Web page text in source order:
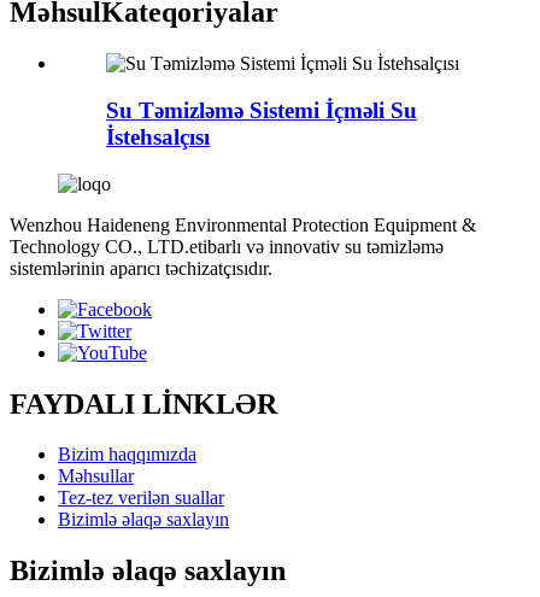
MəhsulKateqoriyalar
Su Təmizləmə Sistemi İçməli Su
İstehsalçısı
Wenzhou Haideneng Environmental Protection Equipment &
Technology CO., LTD.etibarlı və innovativ su təmizləmə
sistemlərinin aparıcı təchizatçısıdır.
FAYDALI LİNKLƏR
Bizim haqqımızda
Məhsullar
Tez-tez verilən suallar
Bizimlə əlaqə saxlayın
Bizimlə əlaqə saxlayın